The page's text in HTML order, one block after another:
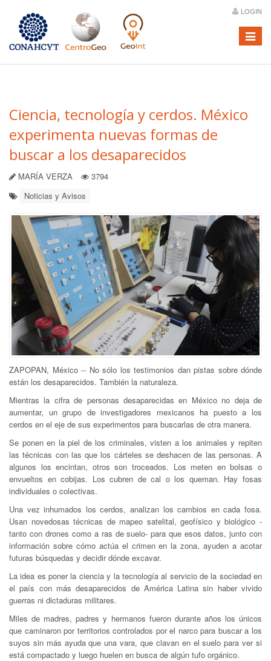
LOGIN
Menú
Ciencia, tecnología y cerdos. México
experimenta nuevas formas de
buscar a los desaparecidos
MARÍA VERZA
3794
Noticias y Avisos
ZAPOPAN, México -- No sólo los testimonios dan pistas sobre dónde
están los desaparecidos. También la naturaleza.
Mientras la cifra de personas desaparecidas en México no deja de
aumentar, un grupo de investigadores mexicanos ha puesto a los
cerdos en el eje de sus experimentos para buscarlas de otra manera.
Se ponen en la piel de los criminales, visten a los animales y repiten
las técnicas con las que los cárteles se deshacen de las personas. A
algunos los encintan, otros son troceados. Los meten en bolsas o
envueltos en cobijas. Los cubren de cal o los queman. Hay fosas
individuales o colectivas.
Una vez inhumados los cerdos, analizan los cambios en cada fosa.
Usan novedosas técnicas de mapeo satelital, geofísico y biológico -
tanto con drones como a ras de suelo- para que esos datos, junto con
información sobre cómo actúa el crimen en la zona, ayuden a acotar
futuras búsquedas y decidir dónde excavar.
La idea es poner la ciencia y la tecnología al servicio de la sociedad en
el país con más desaparecidos de América Latina sin haber vivido
guerras ni dictaduras militares.
Miles de madres, padres y hermanos fueron durante años los únicos
que caminaron por territorios controlados por el narco para buscar a los
suyos sin más ayuda que una vara, que clavan en el suelo para ver si
está compactado y luego huelen en busca de algún tufo orgánico.